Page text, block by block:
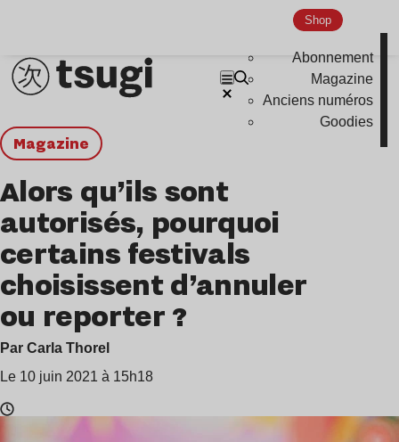
Shop
Abonnement
Magazine
Anciens numéros
Goodies
magazine
Alors qu’ils sont
autorisés, pourquoi
certains festivals
choisissent d’annuler
ou reporter ?
Par Carla Thorel
Le 10 juin 2021 à 15h18